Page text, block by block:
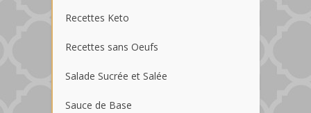
Recettes Keto
Recettes sans Oeufs
Salade Sucrée et Salée
Sauce de Base